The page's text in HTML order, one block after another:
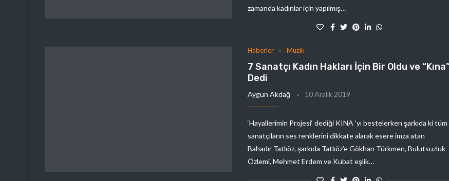
zamanda kadınlar için yapılmış…
Haberler Müzik
7 Sanatçı Kadın Hakları İçin Bir Oldu ve
Dedi
Aygün Akdağ 10 Aralık 2019
‘Hayallerimin Projesi‘ dediği KINA ‘yı bestelerken şarkıda ki tüm
sanatçıların ses renklerini dikkate alarak esere imza atan
Bahadır Tatlıöz, şarkıda Tatlıöz’e Gökhan Türkmen, Bulutsuzluk
Özlemi, Mehmet Erdem ve Kubat eşlik…